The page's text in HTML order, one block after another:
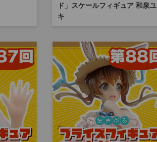
ド」スケールフィギュア 和泉ユ
キ